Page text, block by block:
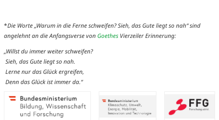
*Die Worte „Warum in die Ferne schweifen? Sieh, das Gute liegt so nah“ sind
angelehnt an die Anfangsverse von Goethes Vierzeiler Erinnerung:
„Willst du immer weiter schweifen?
Sieh, das Gute liegt so nah.
Lerne nur das Glück ergreifen,
Denn das Glück ist immer da.“